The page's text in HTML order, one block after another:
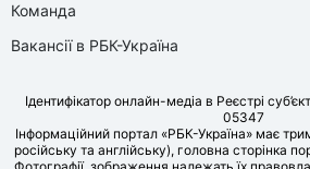
Команда
Вакансії в РБК-Україна
Ідентифікатор онлайн-медіа в Реєстрі
05347
Інформаційний портал «РБК-Україна» має
російську та англійську), головна сторінка